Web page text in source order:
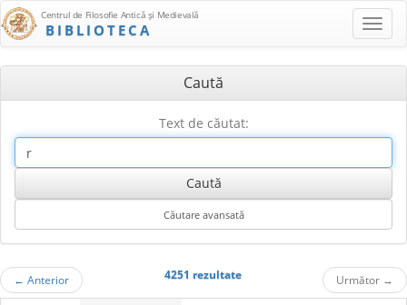
Centrul de Filosofie Antică şi Medievală
BIBLIOTECA
Caută
Text de căutat:
← Anterior 4251 rezultate Următor →